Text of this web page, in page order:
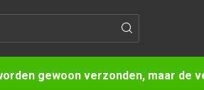
gewoon verzonden, maar de